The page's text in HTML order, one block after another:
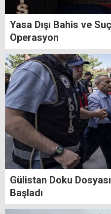
Yasa Dışı Bahis ve
Operasyon
Gülistan Doku
Başladı